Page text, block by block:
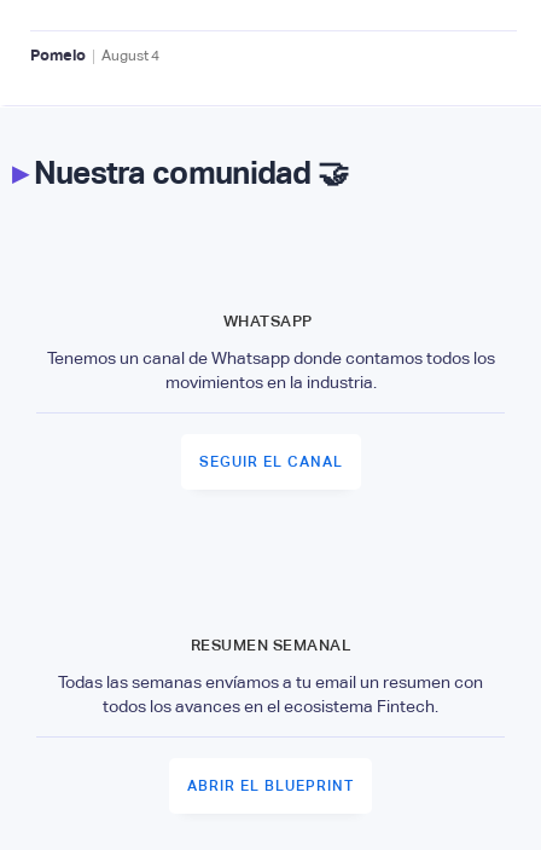
Pomelo | August4
▸Nuestra comunidad 🤝
WHATSAPP
Tenemos un canal de Whatsapp donde contamos todos los
movimientos en la industria.
SEGUIR EL CANAL
RESUMEN SEMANAL
Todas las semanas envíamos a tu email un resumen con
todos los avances en el ecosistema Fintech.
ABRIR EL BLUEPRINT